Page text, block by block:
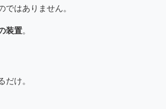
ではありません。
装置。
だけ。